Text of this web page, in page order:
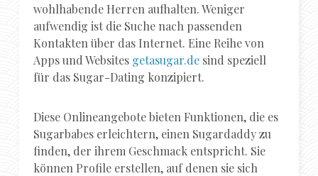
wohlhabende Herren aufhalten. Weniger
aufwendig ist die Suche nach passenden
Kontakten über das Internet. Eine Reihe von
Apps und Websites getasugar.de sind speziell
für das Sugar-Dating konzipiert.
Diese Onlineangebote bieten Funktionen, die es
Sugarbabes erleichtern, einen Sugardaddy zu
finden, der ihrem Geschmack entspricht. Sie
können Profile erstellen, auf denen sie sich